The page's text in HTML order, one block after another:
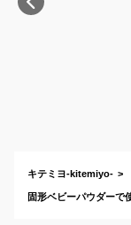
キテミヨ-kitemiyo-
固形ベビーパウダーで